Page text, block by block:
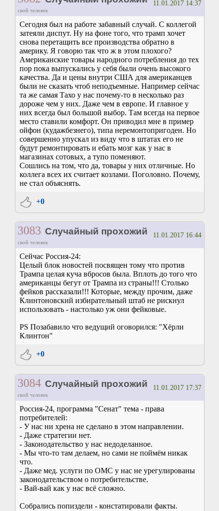
свой человек
11.01.2017 14:37
Сегодня был на работе забавный случай. С коллегой
затеяли диспут. Ну на фоне того, что трамп хочет
снова перетащить все производства обратно в
америку. Я говорю так что ж в этом плохого?
Американские товары народного потребления до тех
пор пока выпускались у себя были очень высокого
качества. Да и цены внутри США для американцев
были не сказать чтоб неподъемные. Например сейчас
та же самая Тахо у нас почему-то в несколько раз
дороже чем у них. Даже чем в европе. И главное у
них всегда был большой выбор. Там всегда на первое
место ставили комфорт. Он приводил мне в пример
ойфон (кудажбезнего), типа неремонтопригоден. Но
совершенно упускал из виду что в штатах его не
будут ремонтировать и ебать мозг как у нас в
магазинах сотовых, а тупо поменяют.
Сошлись на том, что да, товары у них отличные. Но
коллега всех их считает козлами. Поголовно. Почему,
не стал объяснять.
+0
3083 Случайный прохожий
свой человек
11.01.2017 16:44
Сейчас Россия-24:
Целый блок новостей посвящен тому что против
Трампа целая куча вбросов была. Вплоть до того что
американцы бегут от Трампа из страны!!! Столько
фейков рассказали!!! Которые, между прочим, даже
Клинтоновский избирательный штаб не рискнул
использовать - настолько уж они фейковые.
PS Позабавило что ведущий оговорился: "Хёрли
Клинтон"
+0
3084 Случайный прохожий
свой человек
11.01.2017 17:37
Россия-24, программа "Сенат" тема - права
потребителей:
- У нас ни хрена не сделано в этом направлении.
- Даже стратегии нет.
- Законодательство у нас недоделанное.
- Мы что-то там делаем, но сами не поймём никак
что.
- Даже мед. услуги по ОМС у нас не урегулированы
законодательством о потребительстве.
- Вай-вай как у нас всё сложно.
Собрались попиздели - констатировали факты.